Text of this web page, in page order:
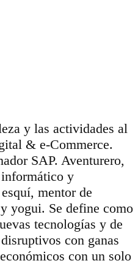
y las actividades al
& e-Commerce.
SAP. Aventurero,
y
mentor de
yogui. Se define como
tecnologías y de
con ganas
con un solo